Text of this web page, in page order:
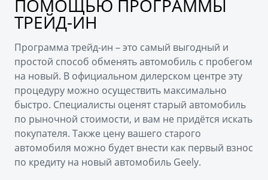
ПОМОЩЬЮ ПРОГРАММЫ
ТРЕЙД-ИН
Программа трейд-ин – это самый выгодный и
простой способ обменять автомобиль с пробегом
на новый. В официальном дилерском центре эту
процедуру можно осуществить максимально
быстро. Специалисты оценят старый автомобиль
по рыночной стоимости, и вам не придётся искать
покупателя. Также цену вашего старого
автомобиля можно будет внести как первый взнос
по кредиту на новый автомобиль Geely.